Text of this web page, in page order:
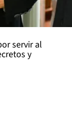
servir al
y